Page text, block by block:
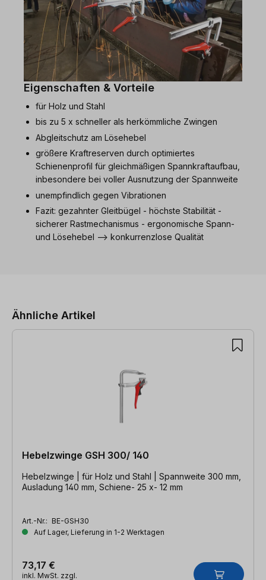
Eigenschaften & Vorteile
für Holz und Stahl
bis zu 5 x schneller als herkömmliche Zwingen
Abgleitschutz am Lösehebel
größere Kraftreserven durch optimiertes
Schienenprofil für gleichmäßigen Spannkraftaufbau,
inbesondere bei voller Ausnutzung der Spannweite
unempfindlich gegen Vibrationen
Fazit: gezahnter Gleitbügel - höchste Stabilität -
sicherer Rastmechanismus - ergonomische Spann-
und Lösehebel --> konkurrenzlose Qualität
Ähnliche Artikel
Hebelzwinge GSH 300/ 140
Hebelzwinge | für Holz und Stahl | Spannweite 300 mm,
Ausladung 140 mm, Schiene- 25 x- 12 mm
Art.-Nr.: BE-GSH30
Auf Lager, Lieferung in 1-2 Werktagen
73,17 €
inkl. MwSt. zzgl.